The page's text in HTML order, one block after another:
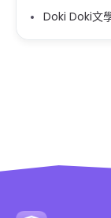
Doki Doki文